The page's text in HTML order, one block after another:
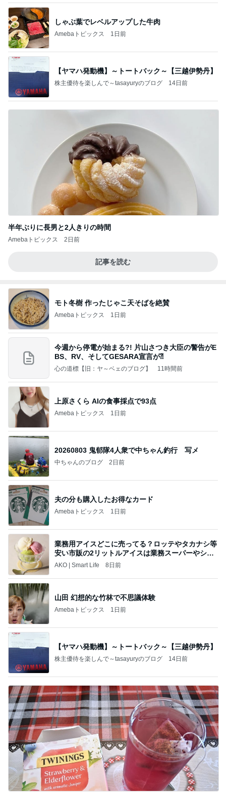
しゃぶ葉でレベルアップした牛肉
Amebaトピックス 1日前
【ヤマハ発動機】～トートバック～【三越伊勢丹】
株主優待を楽しんで～tasayuryのブログ 14日前
半年ぶりに長男と2人きりの時間
Amebaトピックス 2日前
記事を読む
モト冬樹 作ったじゃこ天そばを絶賛
Amebaトピックス 1日前
今週から停電が始まる?! 片山さつき大臣の警告がE
BS、RV、そしてGESARA宣言が⁈
心の道標【旧：ヤ～ベェのブログ】 11時間前
上原さくら AIの食事採点で93点
Amebaトピックス 1日前
20260803 鬼郁隊4人衆で中ちゃん釣行 写メ
中ちゃんのブログ 2日前
夫の分も購入したお得なカード
Amebaトピックス 1日前
業務用アイスどこに売ってる？ロッテやタカナシ等
安い市販の2リットルアイスは業務スーパーやシャ
トレ
AKO | Smart Life 8日前
山田 幻想的な竹林で不思議体験
Amebaトピックス 1日前
【ヤマハ発動機】～トートバック～【三越伊勢丹】
株主優待を楽しんで～tasayuryのブログ 14日前